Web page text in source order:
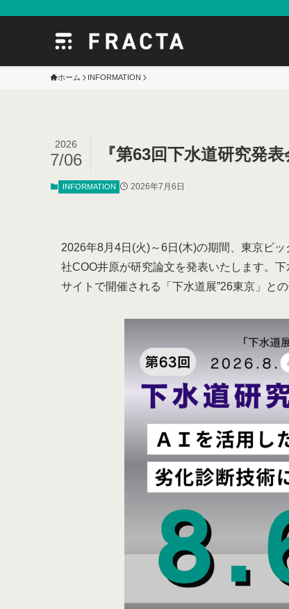
ホーム INFORMATION
『第63回下水道研究発
2026
7/06
INFORMATION 2026年7月6日
2026年8月4日(火)～6日(木)の期間、東京ビ
社COO井原が研究論文を発表いたします。
サイトで開催される「下水道展”26東京」との